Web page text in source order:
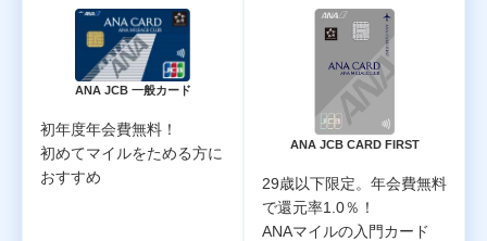
ANA JCB 一般カード
初年度年会費無料！
初めてマイルをためる方に
おすすめ
ANA JCB CARD FIRST
29歳以下限定。年会費無料
で還元率1.0％！
ANAマイルの入門カード